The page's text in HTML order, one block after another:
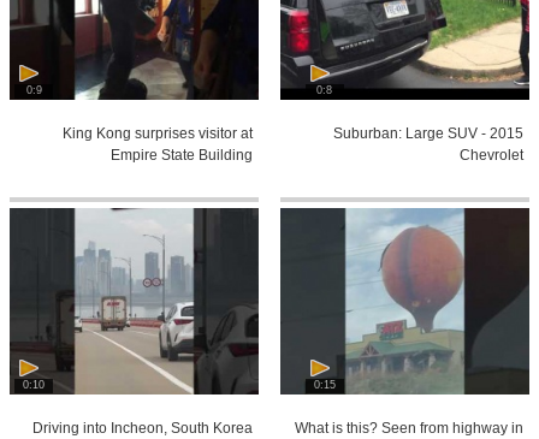
0:8
2015 Suburban: Large SUV -
Chevrolet
0:9
King Kong surprises visitor at
Empire State Building
0:15
What is this? Seen from highway in
0:10
Driving into Incheon, South Korea